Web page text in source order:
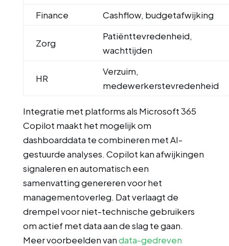
Finance
Cashflow, budgetafwijking
Zorg
Patiënttevredenheid,
wachttijden
HR
Verzuim,
medewerkerstevredenheid
Integratie met platforms als Microsoft 365
Copilot maakt het mogelijk om
dashboarddata te combineren met AI-
gestuurde analyses. Copilot kan afwijkingen
signaleren en automatisch een
samenvatting genereren voor het
managementoverleg. Dat verlaagt de
drempel voor niet-technische gebruikers
om actief met data aan de slag te gaan.
Meer voorbeelden vandata-gedreven